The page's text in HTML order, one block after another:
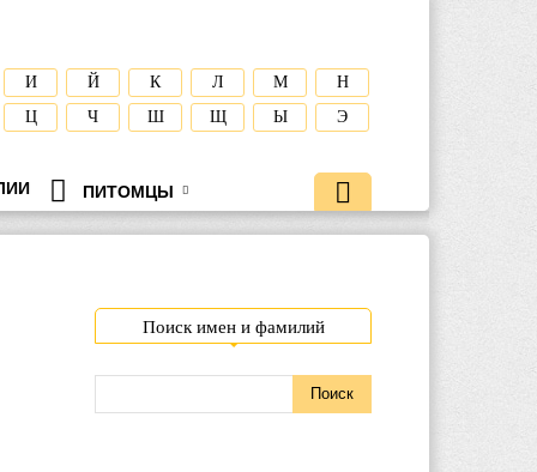
И Й К Л М
Н
Ц
Ч Ш Щ Ы Э
ПИТОМЦЫ
Поиск имен и фамилий